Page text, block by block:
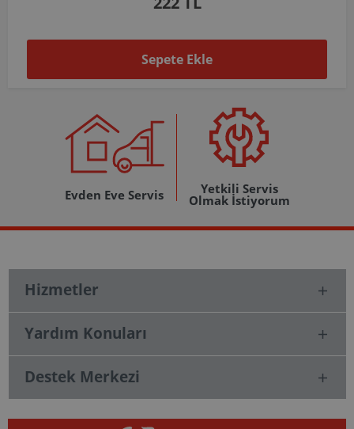
Evden Eve Servis Yetkili Servis
Olmak İstiyorum
Hizmetler
Yardım Konuları
Destek Merkezi